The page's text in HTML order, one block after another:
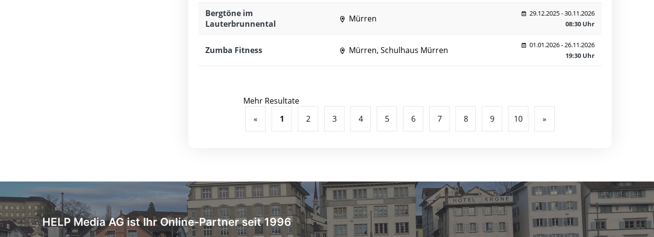
Bergtöne im
Lauterbrunnental
Mürren
29.12.2025 - 30.11.2026
08:30 Uhr
Zumba Fitness Mürren, Schulhaus Mürren
01.01.2026 - 26.11.2026
19:30 Uhr
Mehr Resultate
«
1 2 3 4 5 6 7 8 9 10 »
HELP Media AG ist Ihr Online-Partner seit 1996